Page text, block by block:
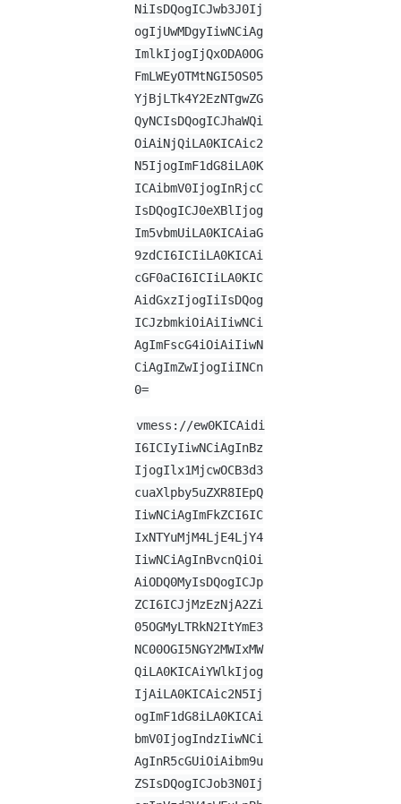
NiIsDQogICJwb3J0Ij
ogIjUwMDgyIiwNCiAg
ImlkIjogIjQxODA0OG
FmLWEyOTMtNGI5OS05
YjBjLTk4Y2EzNTgwZG
QyNCIsDQogICJhaWQi
OiAiNjQiLA0KICAic2
N5IjogImF1dG8iLA0K
ICAibmV0IjogInRjcC
IsDQogICJ0eXBlIjog
Im5vbmUiLA0KICAiaG
9zdCI6ICIiLA0KICAi
cGF0aCI6ICIiLA0KIC
AidGxzIjogIiIsDQog
ICJzbmkiOiAiIiwNCi
AgImFscG4iOiAiIiwN
CiAgImZwIjogIiINCn
0=
vmess://ew0KICAidi
I6ICIyIiwNCiAgInBz
IjogIlx1MjcwOCB3d3
cuaXlpby5uZXR8IEpQ
IiwNCiAgImFkZCI6IC
IxNTYuMjM4LjE4LjY4
IiwNCiAgInBvcnQiOi
AiODQ0MyIsDQogICJp
ZCI6ICJjMzEzNjA2Zi
05OGMyLTRkN2ItYmE3
NC00OGI5NGY2MWIxMW
QiLA0KICAiYWlkIjog
IjAiLA0KICAic2N5Ij
ogImF1dG8iLA0KICAi
bmV0IjogIndzIiwNCi
AgInR5cGUiOiAibm9u
ZSIsDQogICJob3N0Ij